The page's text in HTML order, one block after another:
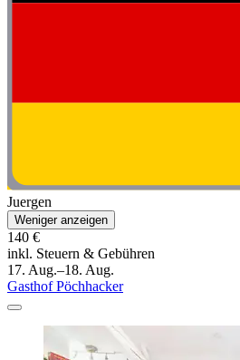
Juergen
Weniger anzeigen
140 €
inkl. Steuern & Gebühren
17. Aug.–18. Aug.
Gasthof Pöchhacker